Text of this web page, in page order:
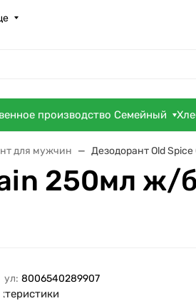
производство Семейный
для мужчин Дезодорант Old
250мл ж/б
8006540289907